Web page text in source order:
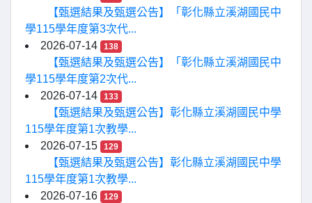
【甄選結果及甄選公告】「彰化縣立溪湖國民中
學115學年度第3次代...
2026-07-14
138
【甄選結果及甄選公告】「彰化縣立溪湖國民中
學115學年度第2次代...
2026-07-14
133
【甄選結果及甄選公告】彰化縣立溪湖國民中學
115學年度第1次教學...
2026-07-15
129
【甄選結果及甄選公告】彰化縣立溪湖國民中學
115學年度第1次教學...
2026-07-16
129